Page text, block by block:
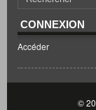
CONNEXION
Accéder
©